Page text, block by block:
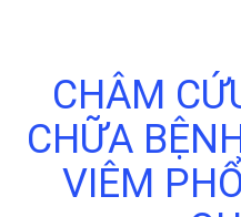
CHÂM
CHỮA
VIÊM